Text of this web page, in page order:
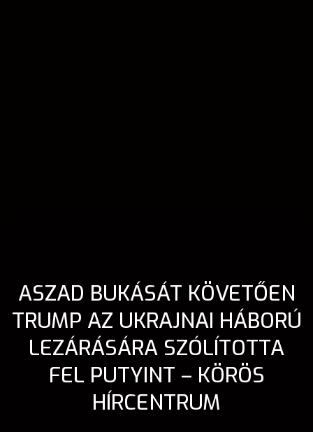
ASZAD BUKÁSÁT KÖVETŐEN
TRUMP AZ UKRAJNAI HÁBORÚ
LEZÁRÁSÁRA SZÓLÍTOTTA
FEL PUTYINT – KÖRÖS
HÍRCENTRUM